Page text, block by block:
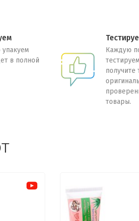
в полной
Каждую
получите
товары.